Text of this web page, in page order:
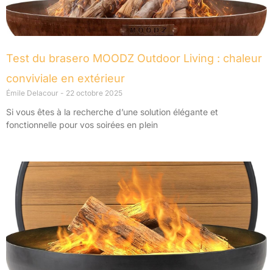
Test du brasero MOODZ Outdoor Living : chaleur
conviviale en extérieur
Émile Delacour 22 octobre 2025
Si vous êtes à la recherche d’une solution élégante et
fonctionnelle pour vos soirées en plein